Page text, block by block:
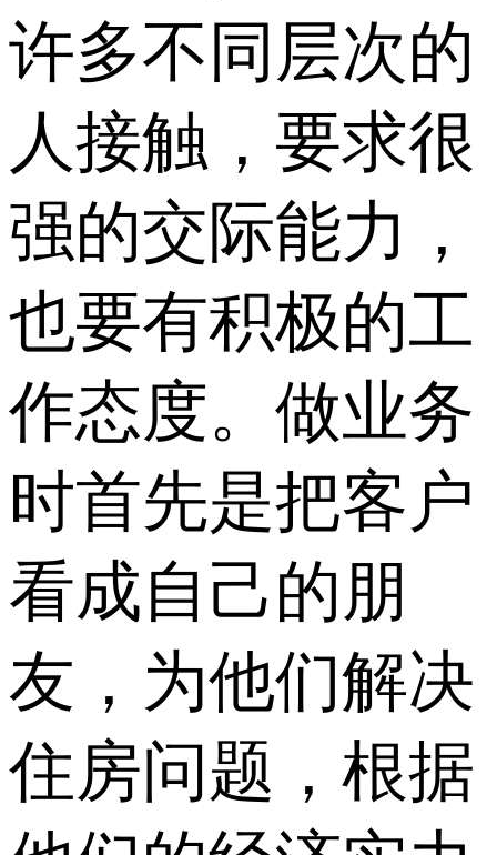
许多不同层次的
人接触，要求很
强的交际能力，
也要有积极的工
作态度。做业务
时首先是把客户
看成自己的朋
友，为他们解决
住房问题，根据